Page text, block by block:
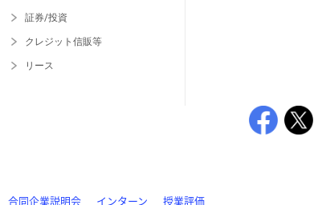
証券/投資
クレジット信販等
リース
合同企業説明会 インターン 授業評価